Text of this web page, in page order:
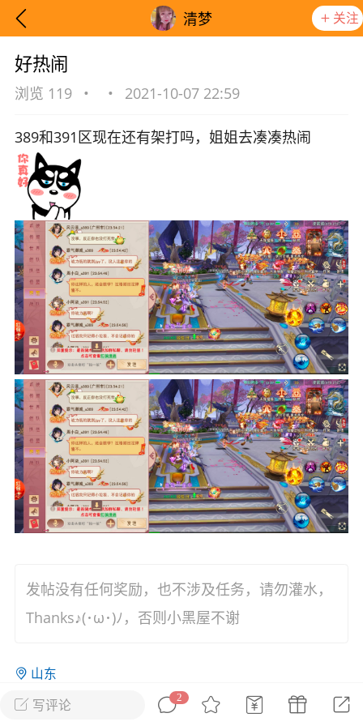
清梦 关注
提示 想要更快入门社区，请阅读【新手宝典】
花农场 藏宝阁 夺宝岛 金券所 刮部落 跃龙门
新手宝典
社区入门必看指南
0.1折手游
多款游戏任君畅玩
大千世界
开播时间留意通知
游戏推荐
一起体验精彩世界
每分钟在线0 ，今日新注册0，孵蛋1，总用户数1947597
金大奖、实物奖励，各种福利拿到手软！
写评论 2
好热闹
浏览 119 • • 2021-10-07 22:59
389和391区现在还有架打吗，姐姐去凑凑热闹
发帖没有任何奖励，也不涉及任务，请勿灌水，
Thanks♪(･ω･)ﾉ，否则小黑屋不谢
山东
3